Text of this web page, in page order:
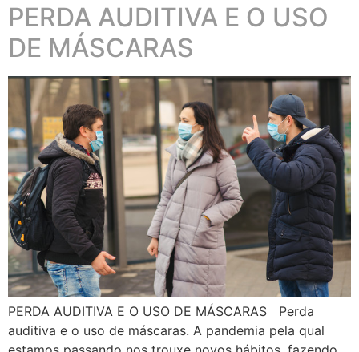
PERDA AUDITIVA E O USO
DE MÁSCARAS
PERDA AUDITIVA E O USO DE MÁSCARAS Perda
auditiva e o uso de máscaras. A pandemia pela qual